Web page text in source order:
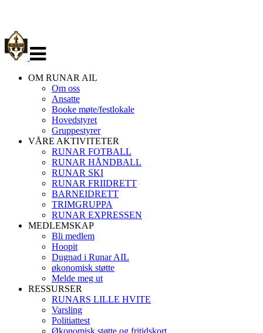
navigasjon
OM RUNAR AIL
Om oss
Ansatte
Booke møte/festlokale
Hovedstyret
Gruppestyrer
VÅRE AKTIVITETER
RUNAR FOTBALL
RUNAR HÅNDBALL
RUNAR SKI
RUNAR FRIIDRETT
BARNEIDRETT
TRIMGRUPPA
RUNAR EXPRESSEN
MEDLEMSKAP
Bli medlem
Hoopit
Dugnad i Runar AIL
økonomisk støtte
Melde meg ut
RESSURSER
RUNARS LILLE HVITE
Varsling
Politiattest
Økonomisk støtte og fritidskort